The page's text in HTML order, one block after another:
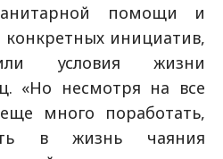
помощи и
инициатив,
условия жизни
«Но несмотря на все
много поработать,
в жизнь чаяния